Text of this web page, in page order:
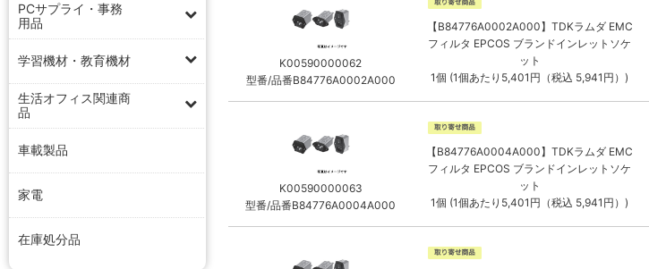
PCサプライ・事務
用品
学習機材・教育機材
生活オフィス関連商
品
車載製品
家電
在庫処分品
K00590000062
型番/品番B84776A0002A000
【B84776A0002A000】TDKラムダ EMC
フィルタ EPCOS ブランドインレットソケ
ット
1個 (1個あたり5,401円（税込 5,941円）)
K00590000063
型番/品番B84776A0004A000
【B84776A0004A000】TDKラムダ EMC
フィルタ EPCOS ブランドインレットソケ
ット
1個 (1個あたり5,401円（税込 5,941円）)